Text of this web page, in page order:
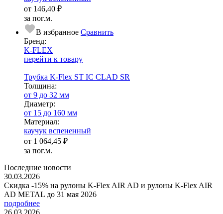
от 146,40 ₽
за пог.м.
В избранное Сравнить
Бренд:
K-FLEX
перейти к товару
Трубка K-Flex ST IС CLAD SR
Тол­щи­на:
от 9 до 32 мм
Диаметр:
от 15 до 160 мм
Ма­­те­­ри­­ал:
каучук вспененный
от 1 064,45 ₽
за пог.м.
Последние новости
30.03.2026
Скидка -15% на рулоны K-Flex AIR AD и рулоны K-Flex AIR
AD METAL до 31 мая 2026
подробнее